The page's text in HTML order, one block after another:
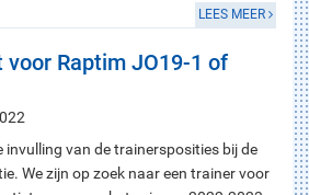
LEES MEER
voor Raptim JO19-1 of
invulling van de trainersposities bij de
We zijn op zoek naar een trainer voor